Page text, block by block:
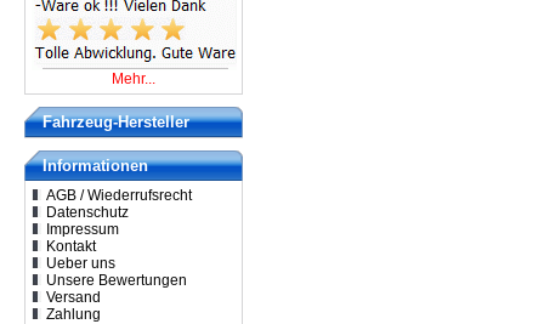
Mehr...
Fahrzeug-Hersteller
Informationen
AGB / Wiederrufsrecht
Datenschutz
Impressum
Kontakt
Ueber uns
Unsere Bewertungen
Versand
Zahlung